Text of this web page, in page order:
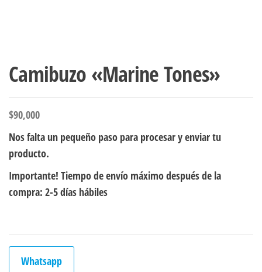
Camibuzo «Marine Tones»
$90,000
Nos falta un pequeño paso para procesar y enviar tu
producto.
Importante! Tiempo de envío máximo después de la
compra: 2-5 días hábiles
Whatsapp